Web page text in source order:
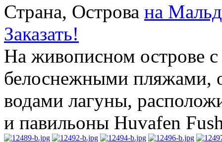
Страна, Острова на
Заказать!
На живописном острове
белоснежными
водами лагуны,
и павильоны Huvafen